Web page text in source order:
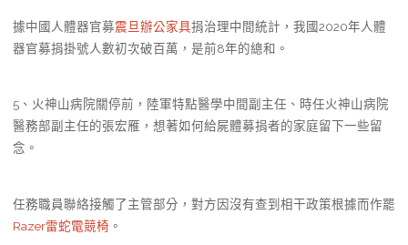
據中國人體器官募震旦辦公家具捐治理中間統計，我國2020年人體
器官募捐掛號人數初次破百萬，是前8年的總和。
5、火神山病院關停前，陸軍特點醫學中間副主任、時任火神山病院
醫務部副主任的張宏雁，想著如何給屍體募捐者的家庭留下一些留
念。
任務職員聯絡接觸了主管部分，對方因沒有查到相干政策根據而作罷
Razer雷蛇電競椅 。